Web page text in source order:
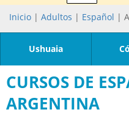
Inicio | Adultos | Español |
Ushuaia
CURSOS DE
ARGENTINA